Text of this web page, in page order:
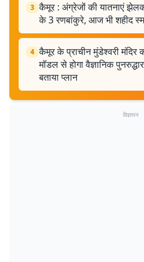
3 कैमूर : अंग्रेजों की यातनाएं
के 3 रणबांकुरे, आज भी शहीद
4 कैमूर के प्राचीन मुंडेश्वरी
मॉडल से होगा वैज्ञानिक
बताया प्लान
विज्ञापन